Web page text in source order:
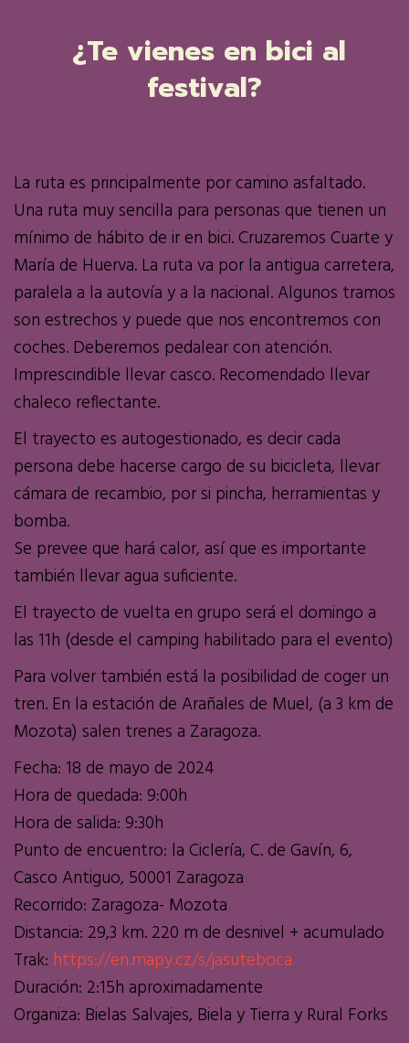
¿Te vienes en bici al
festival?
La ruta es principalmente por camino asfaltado.
Una ruta muy sencilla para personas que tienen un
mínimo de hábito de ir en bici. Cruzaremos Cuarte y
María de Huerva. La ruta va por la antigua carretera,
paralela a la autovía y a la nacional. Algunos tramos
son estrechos y puede que nos encontremos con
coches. Deberemos pedalear con atención.
Imprescindible llevar casco. Recomendado llevar
chaleco reflectante.
El trayecto es autogestionado, es decir cada
persona debe hacerse cargo de su bicicleta, llevar
cámara de recambio, por si pincha, herramientas y
bomba.
Se prevee que hará calor, así que es importante
también llevar agua suficiente.
El trayecto de vuelta en grupo será el domingo a
las 11h (desde el camping habilitado para el evento)
Para volver también está la posibilidad de coger un
tren. En la estación de Arañales de Muel, (a 3 km de
Mozota) salen trenes a Zaragoza.
Fecha: 18 de mayo de 2024
Hora de quedada: 9:00h
Hora de salida: 9:30h
Punto de encuentro: la Ciclería, C. de Gavín, 6,
Casco Antiguo, 50001 Zaragoza
Recorrido: Zaragoza- Mozota
Distancia: 29,3 km. 220 m de desnivel + acumulado
Trak: https://en.mapy.cz/s/jasuteboca
Duración: 2:15h aproximadamente
Organiza: Bielas Salvajes, Biela y Tierra y Rural Forks